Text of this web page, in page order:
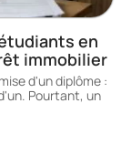
en
immobilier
d'un diplôme :
Pourtant, un